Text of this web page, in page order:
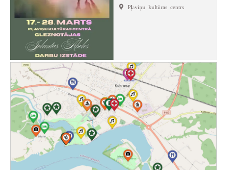
Pļaviņu kultūras centrs